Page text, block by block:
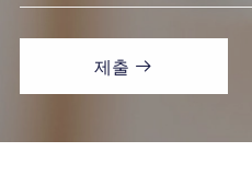
제출 